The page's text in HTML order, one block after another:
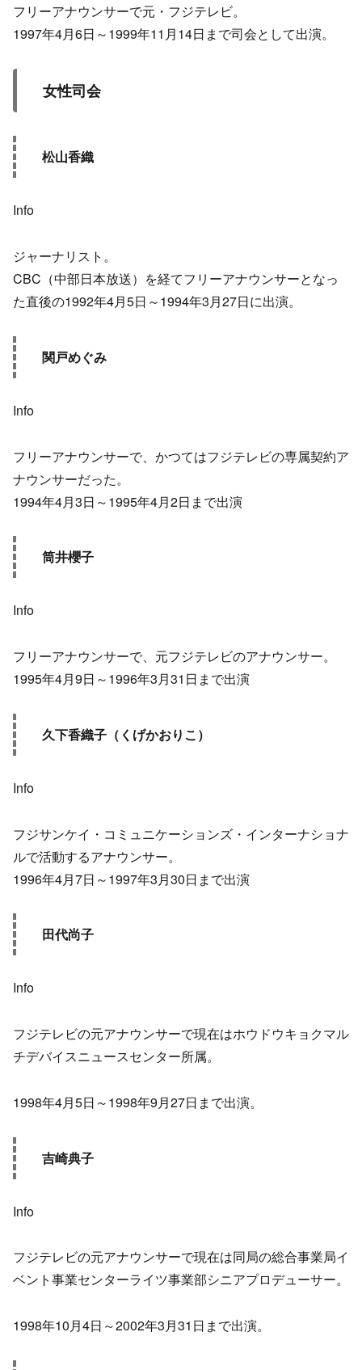
フリーアナウンサーで元・フジテレビ。
1997年4月6日～1999年11月14日まで司会として出演。
女性司会
松山香織
Info
ジャーナリスト。
CBC（中部日本放送）を経てフリーアナウンサーとなっ
た直後の1992年4月5日～1994年3月27日に出演。
関戸めぐみ
Info
フリーアナウンサーで、かつてはフジテレビの専属契約ア
ナウンサーだった。
1994年4月3日～1995年4月2日まで出演
筒井櫻子
Info
フリーアナウンサーで、元フジテレビのアナウンサー。
1995年4月9日～1996年3月31日まで出演
久下香織子（くげかおりこ）
Info
フジサンケイ・コミュニケーションズ・インターナショナ
ルで活動するアナウンサー。
1996年4月7日～1997年3月30日まで出演
田代尚子
Info
フジテレビの元アナウンサーで現在はホウドウキョクマル
チデバイスニュースセンター所属。
1998年4月5日～1998年9月27日まで出演。
吉崎典子
Info
フジテレビの元アナウンサーで現在は同局の総合事業局イ
ベント事業センターライツ事業部シニアプロデューサー。
1998年10月4日～2002年3月31日まで出演。